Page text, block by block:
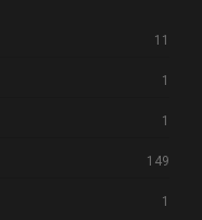
11
1
1
149
1